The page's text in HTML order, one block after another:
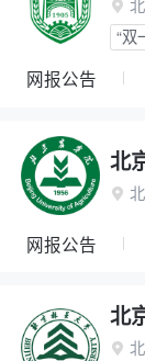

“双
网报公告
北

网报公告
北
